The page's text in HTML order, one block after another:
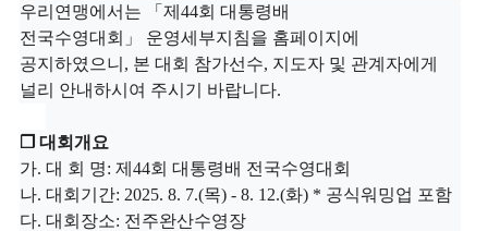
우리연맹에서는
「제44회 대통령배
전국수영대회 」 운영세부지침을 홈페이지에
공지하였으니 , 본 대회 참가선수, 지도자 및 관계자에게
널리 안내하시여 주시기 바랍니다.
❒ 대회개요
가. 대 회 명: 제44회 대통령배 전국수영대회
나. 대회기간: 2025. 8. 7.(목) - 8. 12.(화) * 공식워밍업 포함
다. 대회장소: 전주완산수영장